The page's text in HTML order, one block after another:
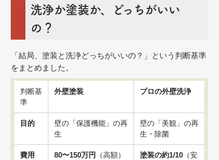
洗浄か塗装か、どっちがいい
の？
「結局、塗装と洗浄どっちがいいの？」という判断基準
をまとめました。
判断基
準
外壁塗装 プロの外壁洗浄
目的
壁の「保護機能」の再
生
壁の「美観」の再
生・除菌
費用 80〜150万円 （高額） 塗装の約1/10 （安